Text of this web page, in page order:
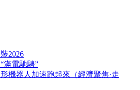
2026
滿電馳騁”
機器人加速跑起來（經濟聚焦·走